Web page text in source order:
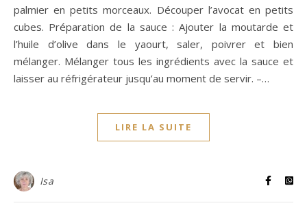
palmier en petits morceaux. Découper l’avocat en petits
cubes. Préparation de la sauce : Ajouter la moutarde et
l’huile d’olive dans le yaourt, saler, poivrer et bien
mélanger. Mélanger tous les ingrédients avec la sauce et
laisser au réfrigérateur jusqu’au moment de servir. –…
LIRE LA SUITE
Isa